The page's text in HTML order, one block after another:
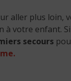
aller plus loin,
enfant. Si
secours